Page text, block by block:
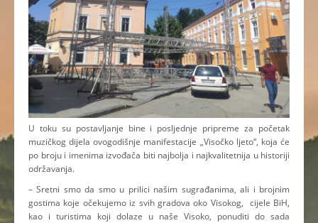
U toku su postavljanje bine i posljednje pripreme za početak
muzičkog dijela ovogodišnje manifestacije „Visočko ljeto“, koja će
po broju i imenima izvođača biti najbolja i najkvalitetnija u historiji
održavanja.
– Sretni smo da smo u prilici našim sugrađanima, ali i brojnim
gostima koje očekujemo iz svih gradova oko Visokog, cijele BiH,
kao i turistima koji dolaze u naše Visoko, ponuditi do sada